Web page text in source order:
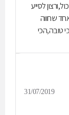
לסייע
שחווה
טובה,הכי
לנגד עיניו
הכי טוב
עוזרת ככול
יתן ותעלי
מעשה ידייך!!
31/07/2019